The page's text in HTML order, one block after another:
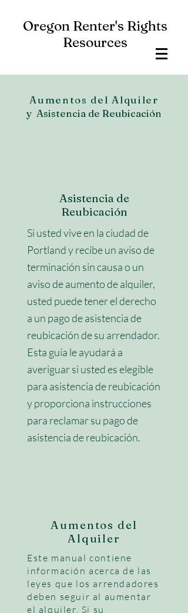
Oregon Renter's Rights
Resources
Aumentos del Alquiler
y Asistencia de Reubicación
Asistencia de
Reubicación
Si usted vive en la ciudad de
Portland y recibe un aviso de
terminación sin causa o un
aviso de aumento de alquiler,
usted puede tener el derecho
a un pago de asistencia de
reubicación de su arrendador.
Esta guía le ayudará a
averiguar si usted es elegible
para asistencia de reubicación
y proporciona instrucciones
para reclamar su pago de
asistencia de reubicación.
Aumentos del
Alquiler
Este manual contiene
información acerca de las
leyes que los arrendadores
deben seguir al aumentar
el alquiler. Si su